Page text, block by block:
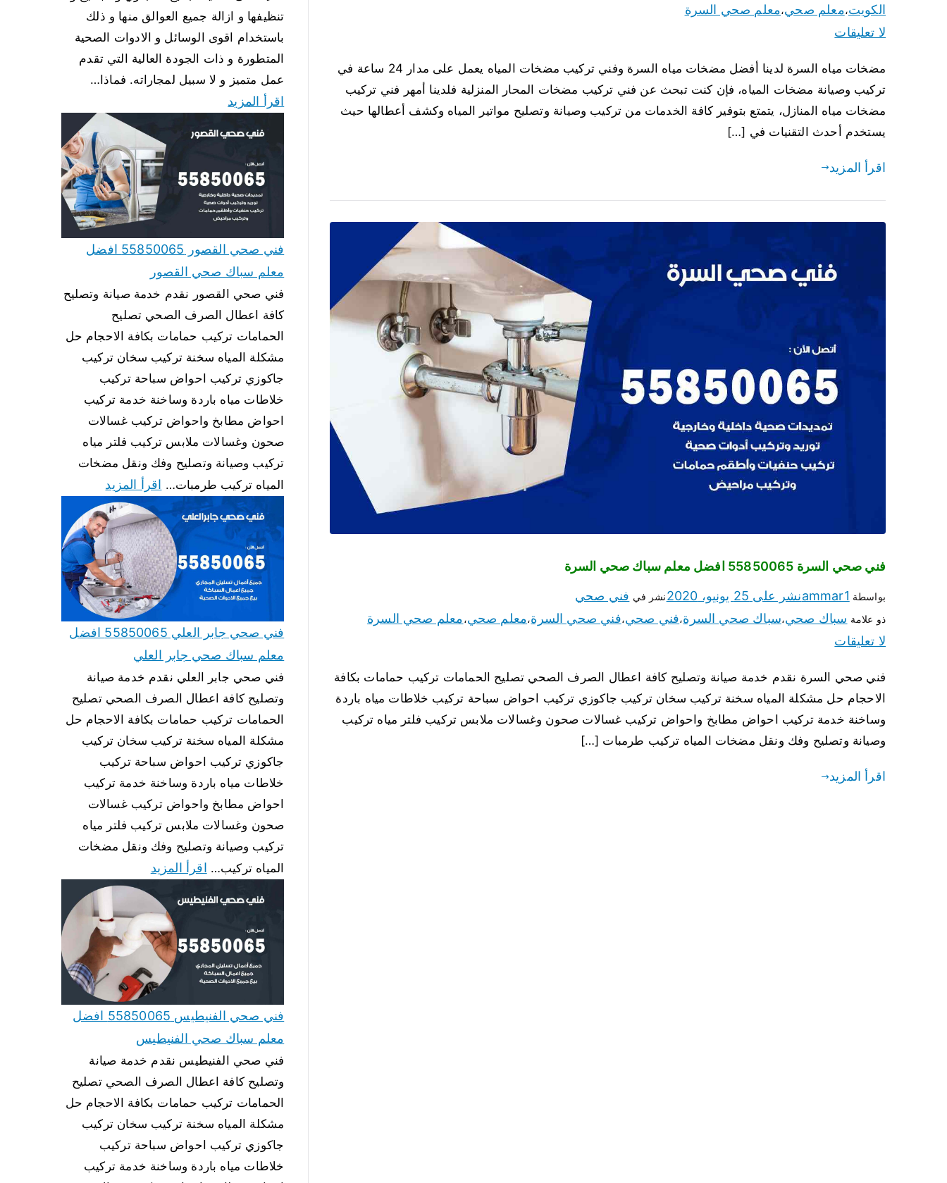
الكويت،معلم صحي،معلم صحي السرة
لا تعليقات
مضخات مياه السرة لدينا أفضل مضخات مياه السرة وفني تركيب مضخات المياه يعمل على مدار 24 ساعة في
تركيب وصيانة مضخات المياه، فإن كنت تبحث عن فني تركيب مضخات المحار المنزلية فلدينا أمهر فني تركيب
مضخات مياه المنازل، يتمتع بتوفير كافة الخدمات من تركيب وصيانة وتصليح مواتير المياه وكشف أعطالها حيث
يستخدم أحدث التقنيات في […]
اقرأ المزيد
فني صحي السرة 55850065 افضل معلم سباك صحي السرة
بواسطة ammar1نشر على 25 يونيو، 2020 نشر في فني صحي
ذو علامة سباك صحي،سباك صحي السرة،فني صحي،فني صحي السرة،معلم صحي،معلم صحي السرة
لا تعليقات
فني صحي السرة نقدم خدمة صيانة وتصليح كافة اعطال الصرف الصحي تصليح الحمامات تركيب حمامات بكافة
الاحجام حل مشكلة المياه سخنة تركيب سخان تركيب جاكوزي تركيب احواض سباحة تركيب خلاطات مياه باردة
وساخنة خدمة تركيب احواض مطابخ واحواض تركيب غسالات صحون وغسالات ملابس تركيب فلتر مياه تركيب
وصيانة وتصليح وفك ونقل مضخات المياه تركيب طرمبات […]
اقرأ المزيد
تنظيفها و ازالة جميع العوالق منها و ذلك
باستخدام اقوى الوسائل و الادوات الصحية
المتطورة و ذات الجودة العالية التي تقدم
عمل متميز و لا سبيل لمجاراته. فماذا…
اقرأ المزيد
فني صحي القصور 55850065 افضل
معلم سباك صحي القصور
فني صحي القصور نقدم خدمة صيانة وتصليح
كافة اعطال الصرف الصحي تصليح
الحمامات تركيب حمامات بكافة الاحجام حل
مشكلة المياه سخنة تركيب سخان تركيب
جاكوزي تركيب احواض سباحة تركيب
خلاطات مياه باردة وساخنة خدمة تركيب
احواض مطابخ واحواض تركيب غسالات
صحون وغسالات ملابس تركيب فلتر مياه
تركيب وصيانة وتصليح وفك ونقل مضخات
المياه تركيب طرمبات… اقرأ المزيد
فني صحي جابر العلي 55850065 افضل
معلم سباك صحي جابر العلي
فني صحي جابر العلي نقدم خدمة صيانة
وتصليح كافة اعطال الصرف الصحي تصليح
الحمامات تركيب حمامات بكافة الاحجام حل
مشكلة المياه سخنة تركيب سخان تركيب
جاكوزي تركيب احواض سباحة تركيب
خلاطات مياه باردة وساخنة خدمة تركيب
احواض مطابخ واحواض تركيب غسالات
صحون وغسالات ملابس تركيب فلتر مياه
تركيب وصيانة وتصليح وفك ونقل مضخات
المياه تركيب… اقرأ المزيد
فني صحي الفنيطيس 55850065 افضل
معلم سباك صحي الفنيطيس
فني صحي الفنيطيس نقدم خدمة صيانة
وتصليح كافة اعطال الصرف الصحي تصليح
الحمامات تركيب حمامات بكافة الاحجام حل
مشكلة المياه سخنة تركيب سخان تركيب
جاكوزي تركيب احواض سباحة تركيب
خلاطات مياه باردة وساخنة خدمة تركيب